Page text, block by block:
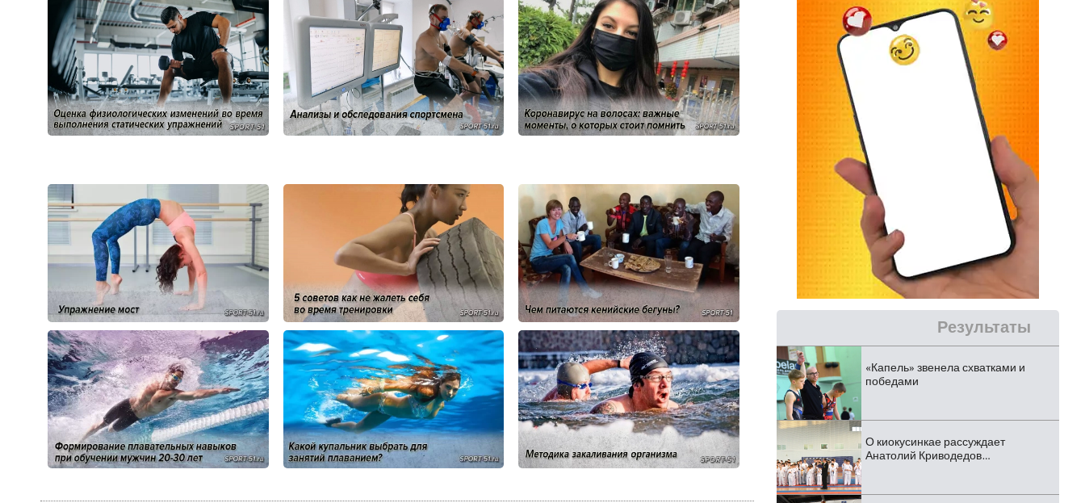
Результаты
«Капель» звенела схватками и
победами
О киокусинкае рассуждает
Анатолий Криводедов…